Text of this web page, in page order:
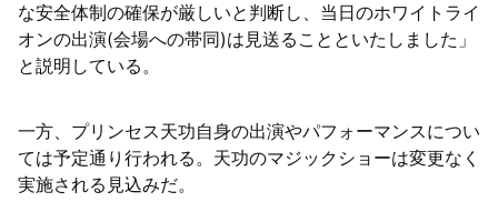
な安全体制の確保が厳しいと判断し、当日のホワイトライ
オンの出演(会場への帯同)は見送ることといたしました」
と説明している。
一方、プリンセス天功自身の出演やパフォーマンスについ
ては予定通り行われる。天功のマジックショーは変更なく
実施される見込みだ。